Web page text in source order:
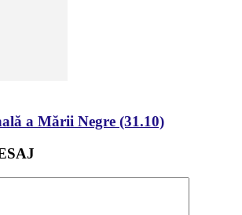
a Mării Negre (31.10)